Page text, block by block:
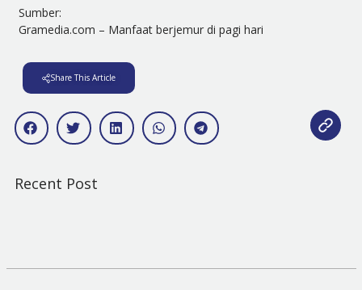
Sumber:
Gramedia.com – Manfaat berjemur di pagi hari
Share This Article
Recent Post